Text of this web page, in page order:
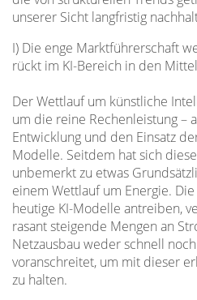
unserer Sicht langfristig
I) Die enge Marktführerschaft
rückt im KI-Bereich in den
Der Wettlauf um künstliche
um die reine Rechenleistung –
Entwicklung und den Einsatz
Modelle. Seitdem hat sich
unbemerkt zu etwas
einem Wettlauf um Energie.
heutige KI-Modelle antreiben,
rasant steigende Mengen an
Netzausbau weder schnell
voranschreitet, um mit dieser
zu halten.